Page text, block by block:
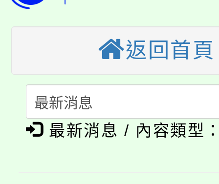
代理(課)教師甄選結果(
車」活動
桃園市115學年度學生
生本土語及新住民語歌
公告本校115學年度第
代理(課)教師甄選結果(
公告本校115學年度第
代理(課)教師甄選結果(
轉知中國文化大學推廣
《TA101》溝通分析基
淨零綠生活教案入校路
返回首頁
最新消息 / 內容類型